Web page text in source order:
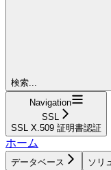
検索...
Navigation
SSL
SSL X.509 証明書認証
ホーム
データベース ソリ